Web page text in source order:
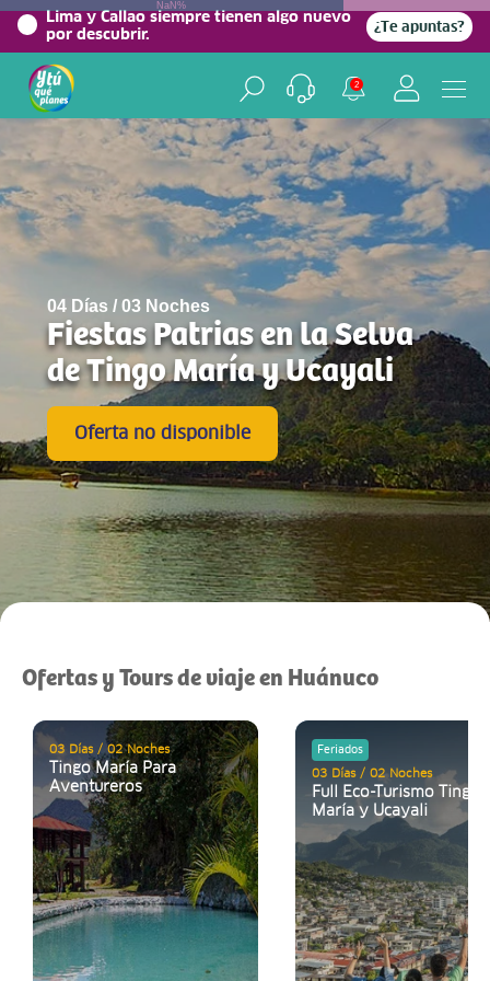
Lima y Callao siempre tienen algo nuevo
por descubrir.
¿Te apuntas?
2
NaN%
04 Días / 03 Noches
Fiestas Patrias en la Selva
de Tingo María y Ucayali
Oferta no disponible
Ofertas y Tours de viaje en Huánuco
03 Días / 02 Noches
Tingo María Para
Aventureros
Feriados
03 Días / 02 Noches
Full Eco-Turismo Tingo
María y Ucayali